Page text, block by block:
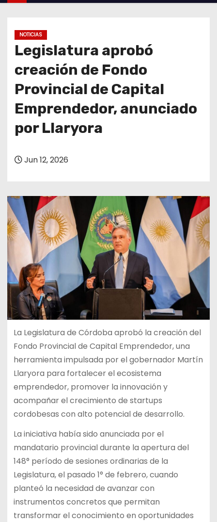
o
NOTICIAS
Legislatura aprobó
creación de Fondo
Provincial de Capital
Emprendedor, anunciado
por Llaryora
Jun 12, 2026
La Legislatura de Córdoba aprobó la creación del
Fondo Provincial de Capital Emprendedor, una
herramienta impulsada por el gobernador Martín
Llaryora para fortalecer el ecosistema
emprendedor, promover la innovación y
acompañar el crecimiento de startups
cordobesas con alto potencial de desarrollo.
La iniciativa había sido anunciada por el
mandatario provincial durante la apertura del
148° período de sesiones ordinarias de la
Legislatura, el pasado 1° de febrero, cuando
planteó la necesidad de avanzar con
instrumentos concretos que permitan
transformar el conocimiento en oportunidades